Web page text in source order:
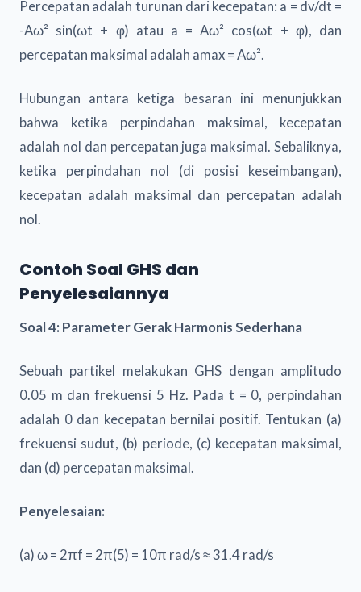
Percepatan adalah turunan dari kecepatan: a = dv/dt =
-Aω² sin(ωt + φ) atau a = Aω² cos(ωt + φ), dan
percepatan maksimal adalah amax = Aω².
Hubungan antara ketiga besaran ini menunjukkan
bahwa ketika perpindahan maksimal, kecepatan
adalah nol dan percepatan juga maksimal. Sebaliknya,
ketika perpindahan nol (di posisi keseimbangan),
kecepatan adalah maksimal dan percepatan adalah
nol.
Contoh Soal GHS dan
Penyelesaiannya
Soal 4: Parameter Gerak Harmonis Sederhana
Sebuah partikel melakukan GHS dengan amplitudo
0.05 m dan frekuensi 5 Hz. Pada t = 0, perpindahan
adalah 0 dan kecepatan bernilai positif. Tentukan (a)
frekuensi sudut, (b) periode, (c) kecepatan maksimal,
dan (d) percepatan maksimal.
Penyelesaian:
(a) ω = 2πf = 2π(5) = 10π rad/s ≈ 31.4 rad/s